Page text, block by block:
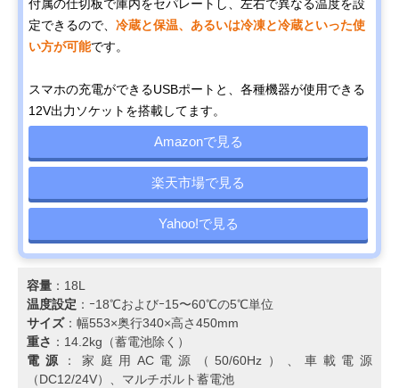
付属の仕切板で庫内をセパレートし、左右で異なる温度を設
定できるので、 冷蔵と保温、あるいは冷凍と冷蔵といった使
い方が可能です。
スマホの充電ができるUSBポートと、各種機器が使用できる
12V出力ソケットを搭載してます。
Amazonで見る
楽天市場で見る
Yahoo!で見る
容量 ：18L
温度設定 ：ｰ18℃およびｰ15〜60℃の5℃単位
サイズ：幅553×奥行340×高さ450mm
重さ ：14.2kg（蓄電池除く）
電源
：家庭用AC電源（50/60Hz）、車載電源
（DC12/24V）、マルチボルト蓄電池